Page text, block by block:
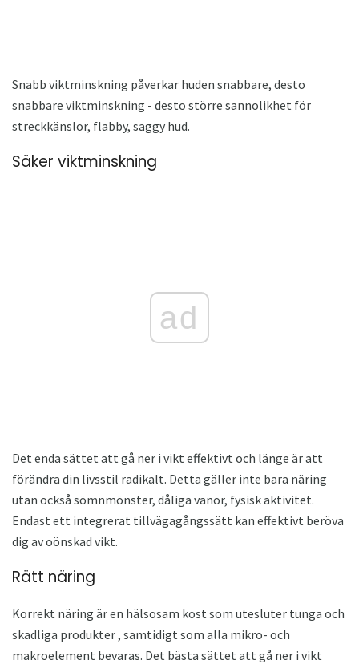
Snabb viktminskning påverkar huden snabbare, desto
snabbare viktminskning - desto större sannolikhet för
streckkänslor, flabby, saggy hud.
Säker viktminskning
ad
Det enda sättet att gå ner i vikt effektivt och länge är att
förändra din livsstil radikalt. Detta gäller inte bara näring
utan också sömnmönster, dåliga vanor, fysisk aktivitet.
Endast ett integrerat tillvägagångssätt kan effektivt beröva
dig av oönskad vikt.
Rätt näring
Korrekt näring är en hälsosam kost som utesluter tunga och
skadliga produkter , samtidigt som alla mikro- och
makroelement bevaras. Det bästa sättet att gå ner i vikt